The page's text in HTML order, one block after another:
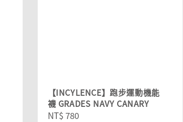
【INCYLENCE】跑步運動機能
襪 GRADES NAVY CANARY
Regular
NT$ 780